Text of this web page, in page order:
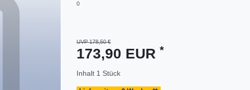
0
UVP 178,50 €
173,90 EUR *
Inhalt 1 Stück